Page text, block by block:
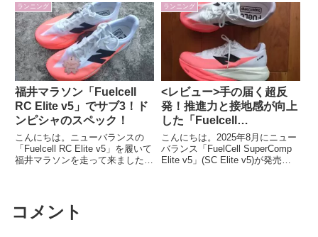
いてみましたので感想をまとめま
した。「1080v15」の特徴クッシ
ョンの持続性を重視したデイリー
トレーナーランニ...
初代から愛用しており今作も早速
履いてみましたので感想をまとめ
ました。｢Fuelcell rebel v...
ランニング
福井マラソン「Fuelcell
RC Elite v5」でサブ3！ド
ンピシャのスペック！
こんにちは。ニューバランスの
「Fuelcell RC Elite v5」を履いて
福井マラソンを走って来ましたの
ンペースでのサブ3（2:57）で完
走でき...
ランニング
<レビュー>手の届く超反
発！推進力と接地感が向上
した「Fuelcell
SuperComp Elite v5」
こんにちは。2025年8月にニュー
バランス「FuelCell SuperComp
Elite v5」(SC Elite v5)が発売さ
コメント